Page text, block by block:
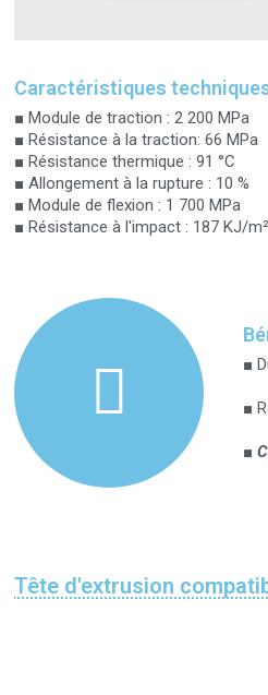
Caractéristiques
■ Module de traction : 2 200 MPa
■ Résistance à la traction: 66 MPa
■ Résistance thermique : 91 °C
■ Allongement à la rupture : 10 %
■ Module de flexion : 1 700 MPa
■ Résistance à l'impact : 187 KJ/m²
■
■
■
Tête d'extrusion